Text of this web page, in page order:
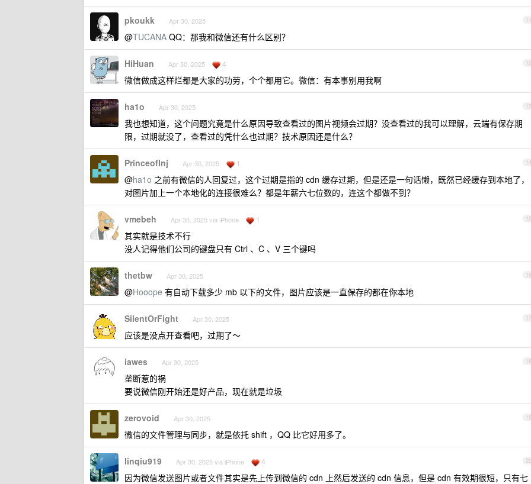
11
pkoukk Apr 30, 2025
@TUCANA QQ：那我和微信还有什么区别？
12
HiHuan Apr 30, 2025 4
微信做成这样烂都是大家的功劳，个个都用它。微信：有本事别用我啊
13
ha1o Apr 30, 2025
我也想知道，这个问题究竟是什么原因导致查看过的图片视频会过期？没查看过的我可以理解，云端有保存期
限，过期就没了，查看过的凭什么也过期？技术原因还是什么？
14
PrinceofInj Apr 30, 2025 1
@ha1o 之前有微信的人回复过，这个过期是指的 cdn 缓存过期，但是还是一句话懒，既然已经缓存到本地了，
对图片加上一个本地化的连接很难么？都是年薪六七位数的，连这个都做不到？
15
vmebeh Apr 30, 2025 via iPhone 1
其实就是技术不行
没人记得他们公司的键盘只有 Ctrl 、C 、V 三个键吗
16
thetbw Apr 30, 2025
@Hooope 有自动下载多少 mb 以下的文件，图片应该是一直保存的都在你本地
17
SilentOrFight Apr 30, 2025
应该是没点开查看吧，过期了～
18
iawes Apr 30, 2025
垄断惹的祸
要说微信刚开始还是好产品，现在就是垃圾
19
zerovoid Apr 30, 2025
微信的文件管理与同步，就是依托 shift ，QQ 比它好用多了。
20
linqiu919 Apr 30, 2025 via iPhone 4
因为微信发送图片或者文件其实是先上传到微信的 cdn 上然后发送的 cdn 信息，但是 cdn 有效期很短，只有七